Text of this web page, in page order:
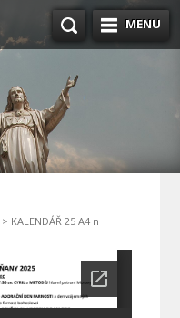
MENU
> KALENDÁŘ 25 A4 n